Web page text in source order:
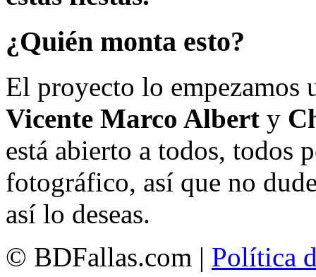
¿Quién monta esto?
El proyecto lo empezamos
Vicente Marco Albert y
está abierto a todos, todos
fotográfico, así que no
así lo deseas.
© BDFallas.com | Política